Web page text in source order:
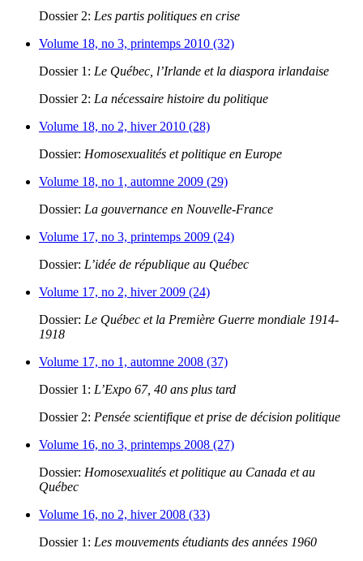
Dossier 2: Les partis politiques en crise
Volume 18, no 3, printemps 2010 (32)
Dossier 1: Le Québec, l’Irlande et la diaspora irlandaise
Dossier 2: La nécessaire histoire du politique
Volume 18, no 2, hiver 2010 (28)
Dossier: Homosexualités et politique en Europe
Volume 18, no 1, automne 2009 (29)
Dossier: La gouvernance en Nouvelle-France
Volume 17, no 3, printemps 2009 (24)
Dossier: L’idée de république au Québec
Volume 17, no 2, hiver 2009 (24)
Dossier: Le Québec et la Première Guerre mondiale 1914-
1918
Volume 17, no 1, automne 2008 (37)
Dossier 1: L’Expo 67, 40 ans plus tard
Dossier 2: Pensée scientifique et prise de décision politique
Volume 16, no 3, printemps 2008 (27)
Dossier: Homosexualités et politique au Canada et au
Québec
Volume 16, no 2, hiver 2008 (33)
Dossier 1: Les mouvements étudiants des années 1960